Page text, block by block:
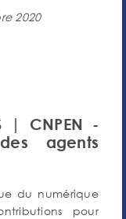
2020
| CNPEN -
agents
du numérique
pour